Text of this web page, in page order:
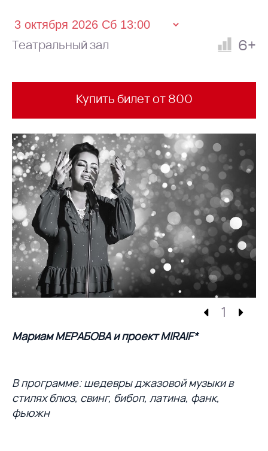
Театральный зал 6+
Купить билет от 800
1
Мариам МЕРАБОВА и проект MIRAIF*
В программе: шедевры джазовой музыки в
стилях блюз, свинг, бибоп, латина, фанк,
фьюжн